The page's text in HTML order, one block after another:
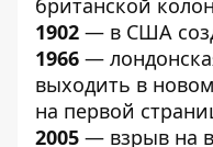
британской
1902 — в США
1966 —
выходить в
на первой
2005 — взрыв на